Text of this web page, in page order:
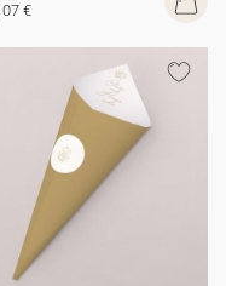
€